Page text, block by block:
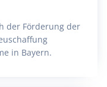
der Förderung der
in Bayern.